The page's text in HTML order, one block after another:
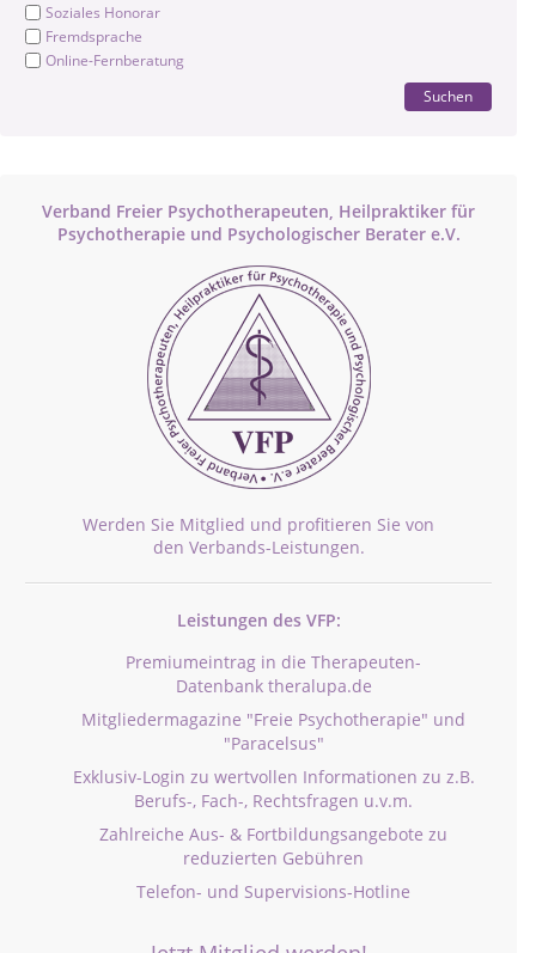
Soziales Honorar
Fremdsprache
Online-Fernberatung
Suchen
Verband Freier Psychotherapeuten, Heilpraktiker für
Psychotherapie und Psychologischer Berater e.V.
Werden Sie Mitglied und profitieren Sie von
den Verbands-Leistungen.
Leistungen des VFP:
Premiumeintrag in die Therapeuten-
Datenbank theralupa.de
Mitgliedermagazine "Freie Psychotherapie" und
"Paracelsus"
Exklusiv-Login zu wertvollen Informationen zu z.B.
Berufs-, Fach-, Rechtsfragen u.v.m.
Zahlreiche Aus- & Fortbildungsangebote zu
reduzierten Gebühren
Telefon- und Supervisions-Hotline